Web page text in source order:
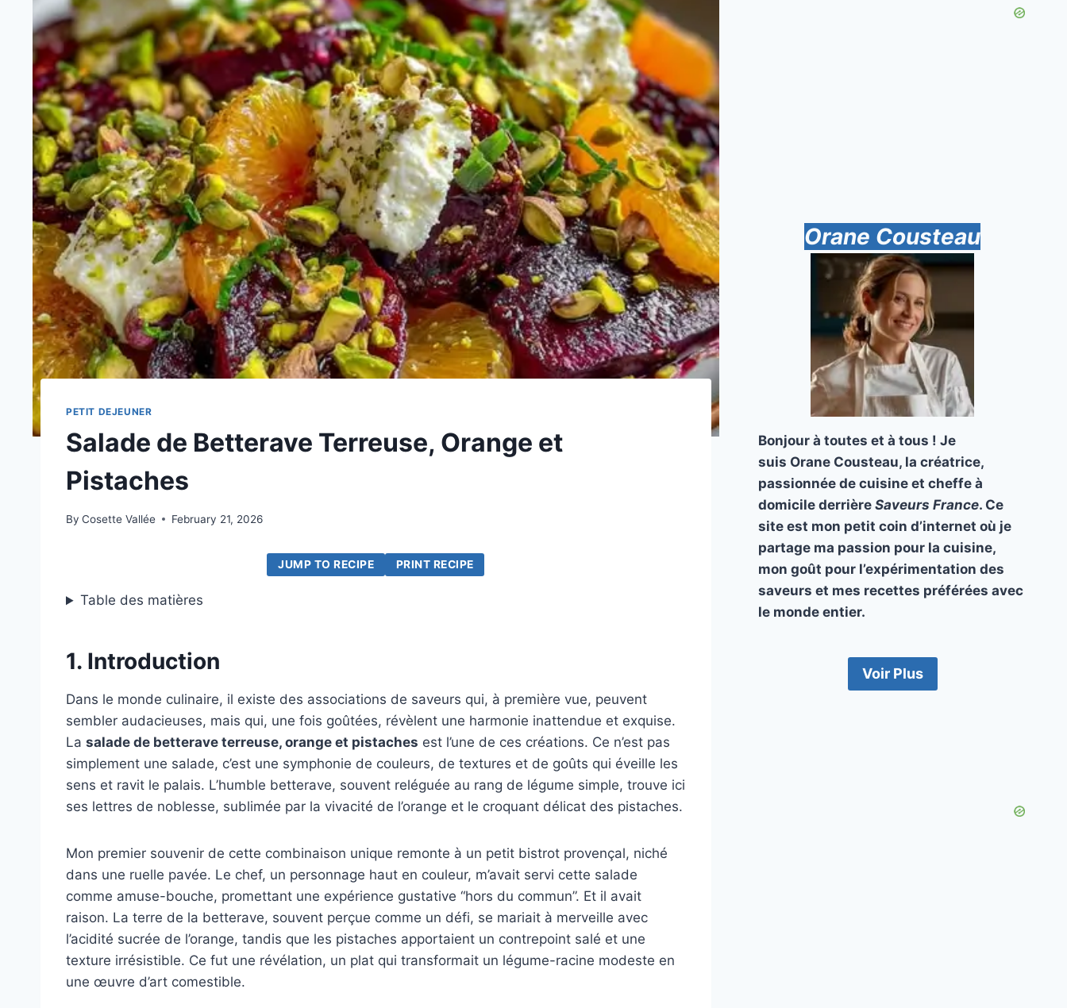
PETIT DEJEUNER
Salade de Betterave Terreuse, Orange et
Pistaches
By Cosette Vallée February 21, 2026
JUMP TO RECIPE PRINT RECIPE
Table des matières
1. Introduction
Dans le monde culinaire, il existe des associations de saveurs qui, à première vue, peuvent
sembler audacieuses, mais qui, une fois goûtées, révèlent une harmonie inattendue et exquise.
La salade de betterave terreuse, orange et pistaches est l’une de ces créations. Ce n’est pas
simplement une salade, c’est une symphonie de couleurs, de textures et de goûts qui éveille les
sens et ravit le palais. L’humble betterave, souvent reléguée au rang de légume simple, trouve ici
ses lettres de noblesse, sublimée par la vivacité de l’orange et le croquant délicat des pistaches.
Mon premier souvenir de cette combinaison unique remonte à un petit bistrot provençal, niché
dans une ruelle pavée. Le chef, un personnage haut en couleur, m’avait servi cette salade
comme amuse-bouche, promettant une expérience gustative “hors du commun”. Et il avait
raison. La terre de la betterave, souvent perçue comme un défi, se mariait à merveille avec
l’acidité sucrée de l’orange, tandis que les pistaches apportaient un contrepoint salé et une
texture irrésistible. Ce fut une révélation, un plat qui transformait un légume-racine modeste en
une œuvre d’art comestible.
Orane Cousteau
Bonjour à toutes et à tous ! Je
suis Orane Cousteau, la créatrice,
passionnée de cuisine et cheffe à
domicile derrièreSaveurs France. Ce
site est mon petit coin d’internet où je
partage ma passion pour la cuisine,
mon goût pour l’expérimentation des
saveurs et mes recettes préférées avec
le monde entier.
Voir Plus